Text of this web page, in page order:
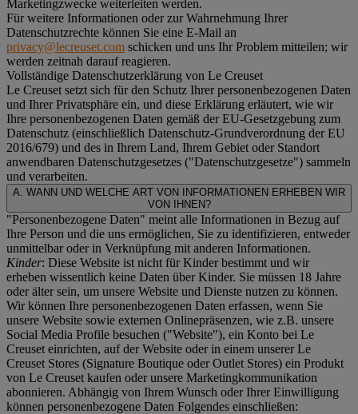
Marketingzwecke weiterleiten werden.
Für weitere Informationen oder zur Wahrnehmung Ihrer
Datenschutzrechte können Sie eine E-Mail an
privacy@lecreuset.com schicken und uns Ihr Problem mitteilen; wir
werden zeitnah darauf reagieren.
Vollständige Datenschutzerklärung von Le Creuset
Le Creuset setzt sich für den Schutz Ihrer personenbezogenen Daten
und Ihrer Privatsphäre ein, und diese Erklärung erläutert, wie wir
Ihre personenbezogenen Daten gemäß der EU-Gesetzgebung zum
Datenschutz (einschließlich Datenschutz-Grundverordnung der EU
2016/679) und des in Ihrem Land, Ihrem Gebiet oder Standort
anwendbaren Datenschutzgesetzes ("Datenschutzgesetze") sammeln
und verarbeiten.
A. WANN UND WELCHE ART VON INFORMATIONEN ERHEBEN WIR
VON IHNEN?
"Personenbezogene Daten" meint alle Informationen in Bezug auf
Ihre Person und die uns ermöglichen, Sie zu identifizieren, entweder
unmittelbar oder in Verknüpfung mit anderen Informationen.
Kinder: Diese Website ist nicht für Kinder bestimmt und wir
erheben wissentlich keine Daten über Kinder. Sie müssen 18 Jahre
oder älter sein, um unsere Website und Dienste nutzen zu können.
Wir können Ihre personenbezogenen Daten erfassen, wenn Sie
unsere Website sowie externen Onlinepräsenzen, wie z.B. unsere
Social Media Profile besuchen ("Website"), ein Konto bei Le
Creuset einrichten, auf der Website oder in einem unserer Le
Creuset Stores (Signature Boutique oder Outlet Stores) ein Produkt
von Le Creuset kaufen oder unsere Marketingkommunikation
abonnieren. Abhängig von Ihrem Wunsch oder Ihrer Einwilligung
können personenbezogene Daten Folgendes einschließen: